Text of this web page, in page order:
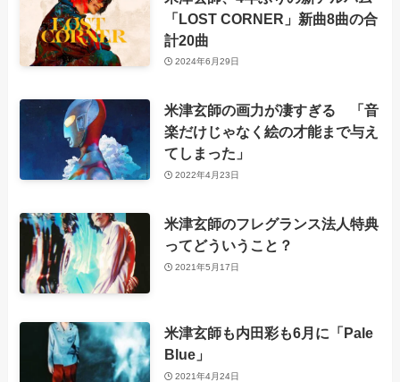
「LOST CORNER」新曲8曲の合
計20曲
2024年6月29日
米津玄師の画力が凄すぎる 「音
楽だけじゃなく絵の才能まで与え
てしまった」
2022年4月23日
米津玄師のフレグランス法人特典
ってどういうこと？
2021年5月17日
米津玄師も内田彩も6月に「Pale
Blue」
2021年4月24日